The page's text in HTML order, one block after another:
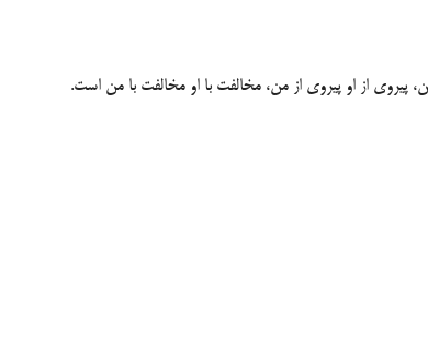
از او پیروی از من، مخالفت با او مخالفت با من است.